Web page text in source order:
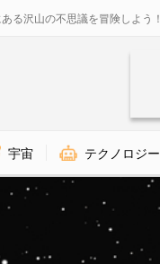
る沢山の不思議を冒険しよう！
宇宙 テクノロジー